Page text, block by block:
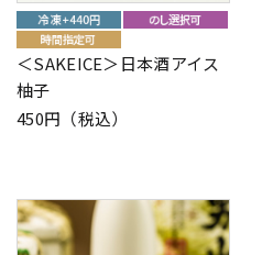
＜SAKEICE＞日本酒アイス
柚子
450円（税込）